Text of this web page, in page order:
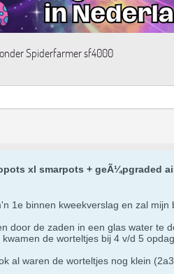
Spiderfarmer sf4000
xl smarpots + geÃ¼pgraded
1e binnen kweekverslag en zal
door de zaden in een glas water te
de worteltjes bij 4 v/d 5
al waren de worteltjes nog klein